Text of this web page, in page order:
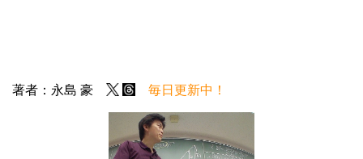
著者：永島 豪 毎日更新中！